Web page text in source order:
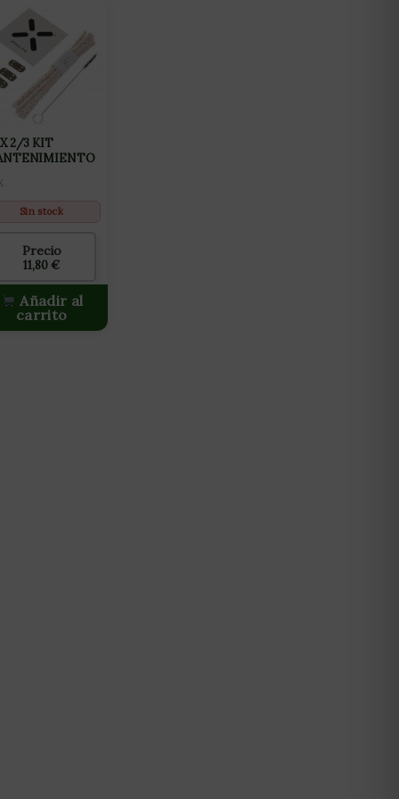
2/3 KIT
Sin stock
Precio
11,80€
Añadir al
carrito